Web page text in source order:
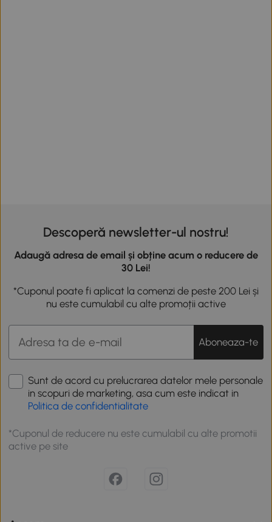
Descoperă newsletter-ul nostru!
Adaugă adresa de email și obține acum o reducere de
30 Lei!
*Cuponul poate fi aplicat la comenzi de peste 200 Lei și
nu este cumulabil cu alte promoții active
Aboneaza-te
Sunt de acord cu prelucrarea datelor mele personale
in scopuri de marketing, asa cum este indicat in
Politica de confidentialitate
*Cuponul de reducere nu este cumulabil cu alte promotii
active pe site